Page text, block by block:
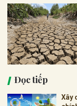
Đọc tiếp
Xây